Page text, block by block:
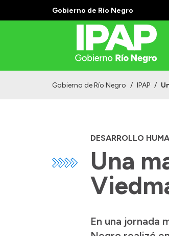
Gobierno de Río Negro
Gobierno de Río Negro / IPAP /
DESARROLLO
Una
En una jornada